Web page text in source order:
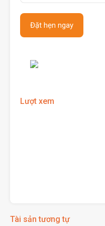
Lượt xem
Tài sản tương tự